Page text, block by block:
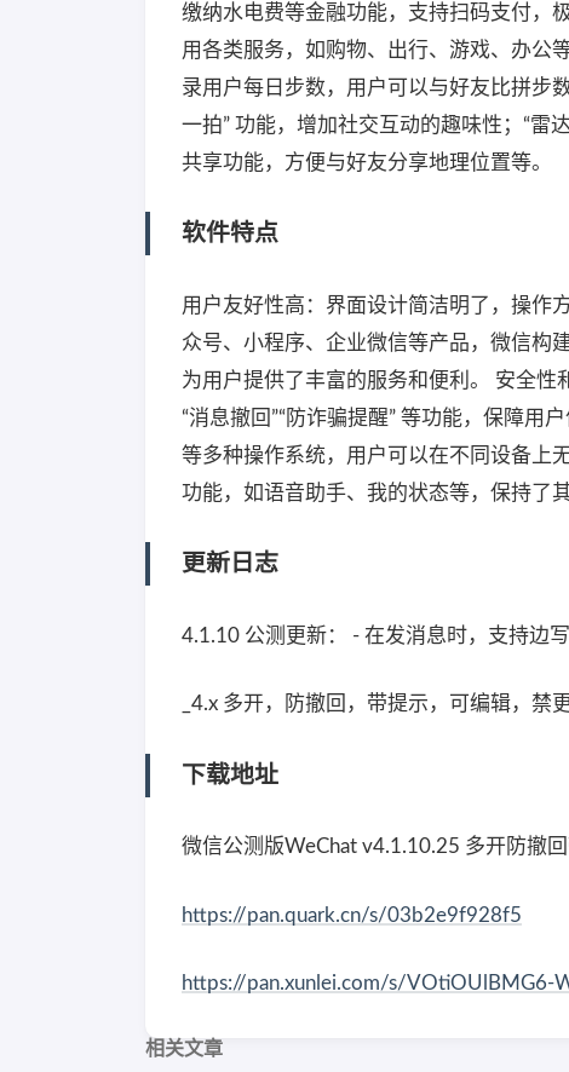
缴纳水电费等金融功能，支持扫码支付，
用各类服务，如购物、出行、游戏、办公
录用户每日步数，用户可以与好友比拼步
一拍” 功能，增加社交互动的趣味性；“雷
共享功能，方便与好友分享地理位置等。
软件特点
用户友好性高：界面设计简洁明了，操作
众号、小程序、企业微信等产品，微信构
为用户提供了丰富的服务和便利。 安全性
“消息撤回”“防诈骗提醒” 等功能，保障
等多种操作系统，用户可以在不同设备上
功能，如语音助手、我的状态等，保持了
更新日志
4.1.10 公测更新： - 在发消息时，支持边
_4.x 多开，防撤回，带提示，可编辑，禁
下载地址
微信公测版WeChat v4.1.10.25 多开防撤
https://pan.quark.cn/s/03b2e9f928f5
https://pan.xunlei.com/s/VOtiOUlBMG6-
相关文章